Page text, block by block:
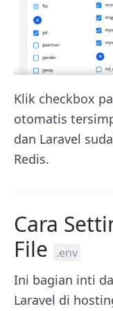
Klik checkbox
otomatis
dan Laravel
Redis.
Cara
File
.env
Ini bagian inti
Laravel di